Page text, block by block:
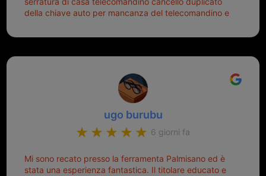
della chiave auto per mancanza del telecomandino e
meglio ferramenta de ostia e poi il prorietario il signor
ugo burubu
6 giorni fa
Mi sono recato presso la ferramenta Palmisano ed è
stata una esperienza fantastica. Il titolare educato e